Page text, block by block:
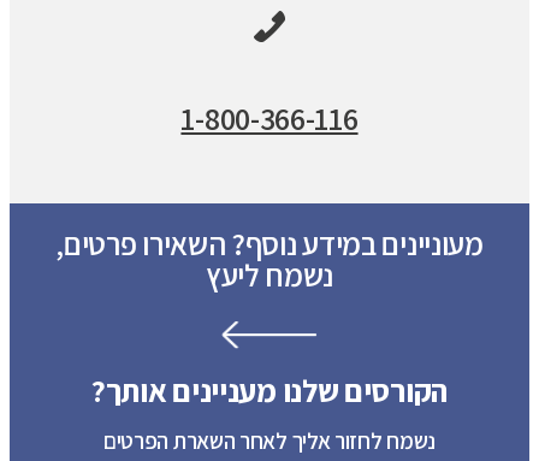
1-800-366-116
מעוניינים במידע נוסף? השאירו פרטים,
נשמח ליעץ
הקורסים שלנו מעניינים אותך?
נשמח לחזור אליך לאחר השארת הפרטים